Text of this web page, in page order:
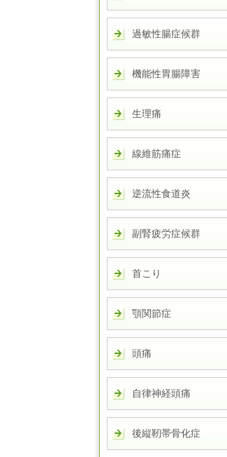
過敏性腸症候群
機能性胃腸障害
生理痛
線維筋痛症
逆流性食道炎
副腎疲労症候群
首こり
顎関節症
頭痛
自律神経頭痛
後縦靭帯骨化症